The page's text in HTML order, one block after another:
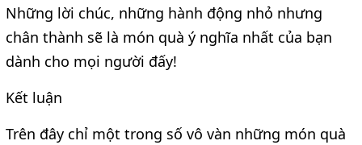
Những lời chúc, những hành động nhỏ nhưng
chân thành sẽ là món quà ý nghĩa nhất của bạn
dành cho mọi người đấy!
Kết luận
Trên đây chỉ một trong số vô vàn những món quà